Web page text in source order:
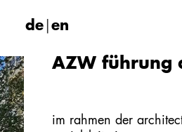
de en
AZW führung
im rahmen der